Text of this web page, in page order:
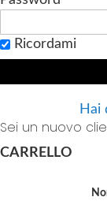
Ricordami
Hai
Sei un nuovo
CARRELLO